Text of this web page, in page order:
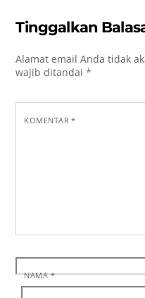
Tinggalkan
Alamat email Anda tidak
wajib ditandai*
KOMENTAR*
NAMA*